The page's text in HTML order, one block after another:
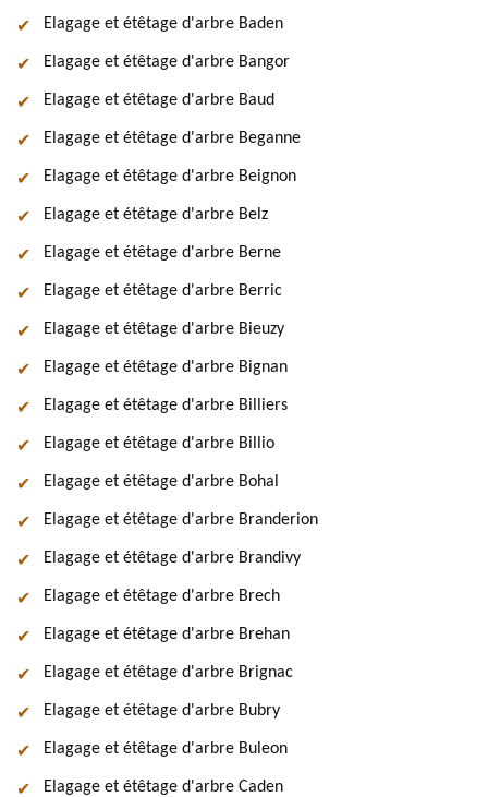
Elagage et étêtage d'arbre Baden
Elagage et étêtage d'arbre Bangor
Elagage et étêtage d'arbre Baud
Elagage et étêtage d'arbre Beganne
Elagage et étêtage d'arbre Beignon
Elagage et étêtage d'arbre Belz
Elagage et étêtage d'arbre Berne
Elagage et étêtage d'arbre Berric
Elagage et étêtage d'arbre Bieuzy
Elagage et étêtage d'arbre Bignan
Elagage et étêtage d'arbre Billiers
Elagage et étêtage d'arbre Billio
Elagage et étêtage d'arbre Bohal
Elagage et étêtage d'arbre Branderion
Elagage et étêtage d'arbre Brandivy
Elagage et étêtage d'arbre Brech
Elagage et étêtage d'arbre Brehan
Elagage et étêtage d'arbre Brignac
Elagage et étêtage d'arbre Bubry
Elagage et étêtage d'arbre Buleon
Elagage et étêtage d'arbre Caden